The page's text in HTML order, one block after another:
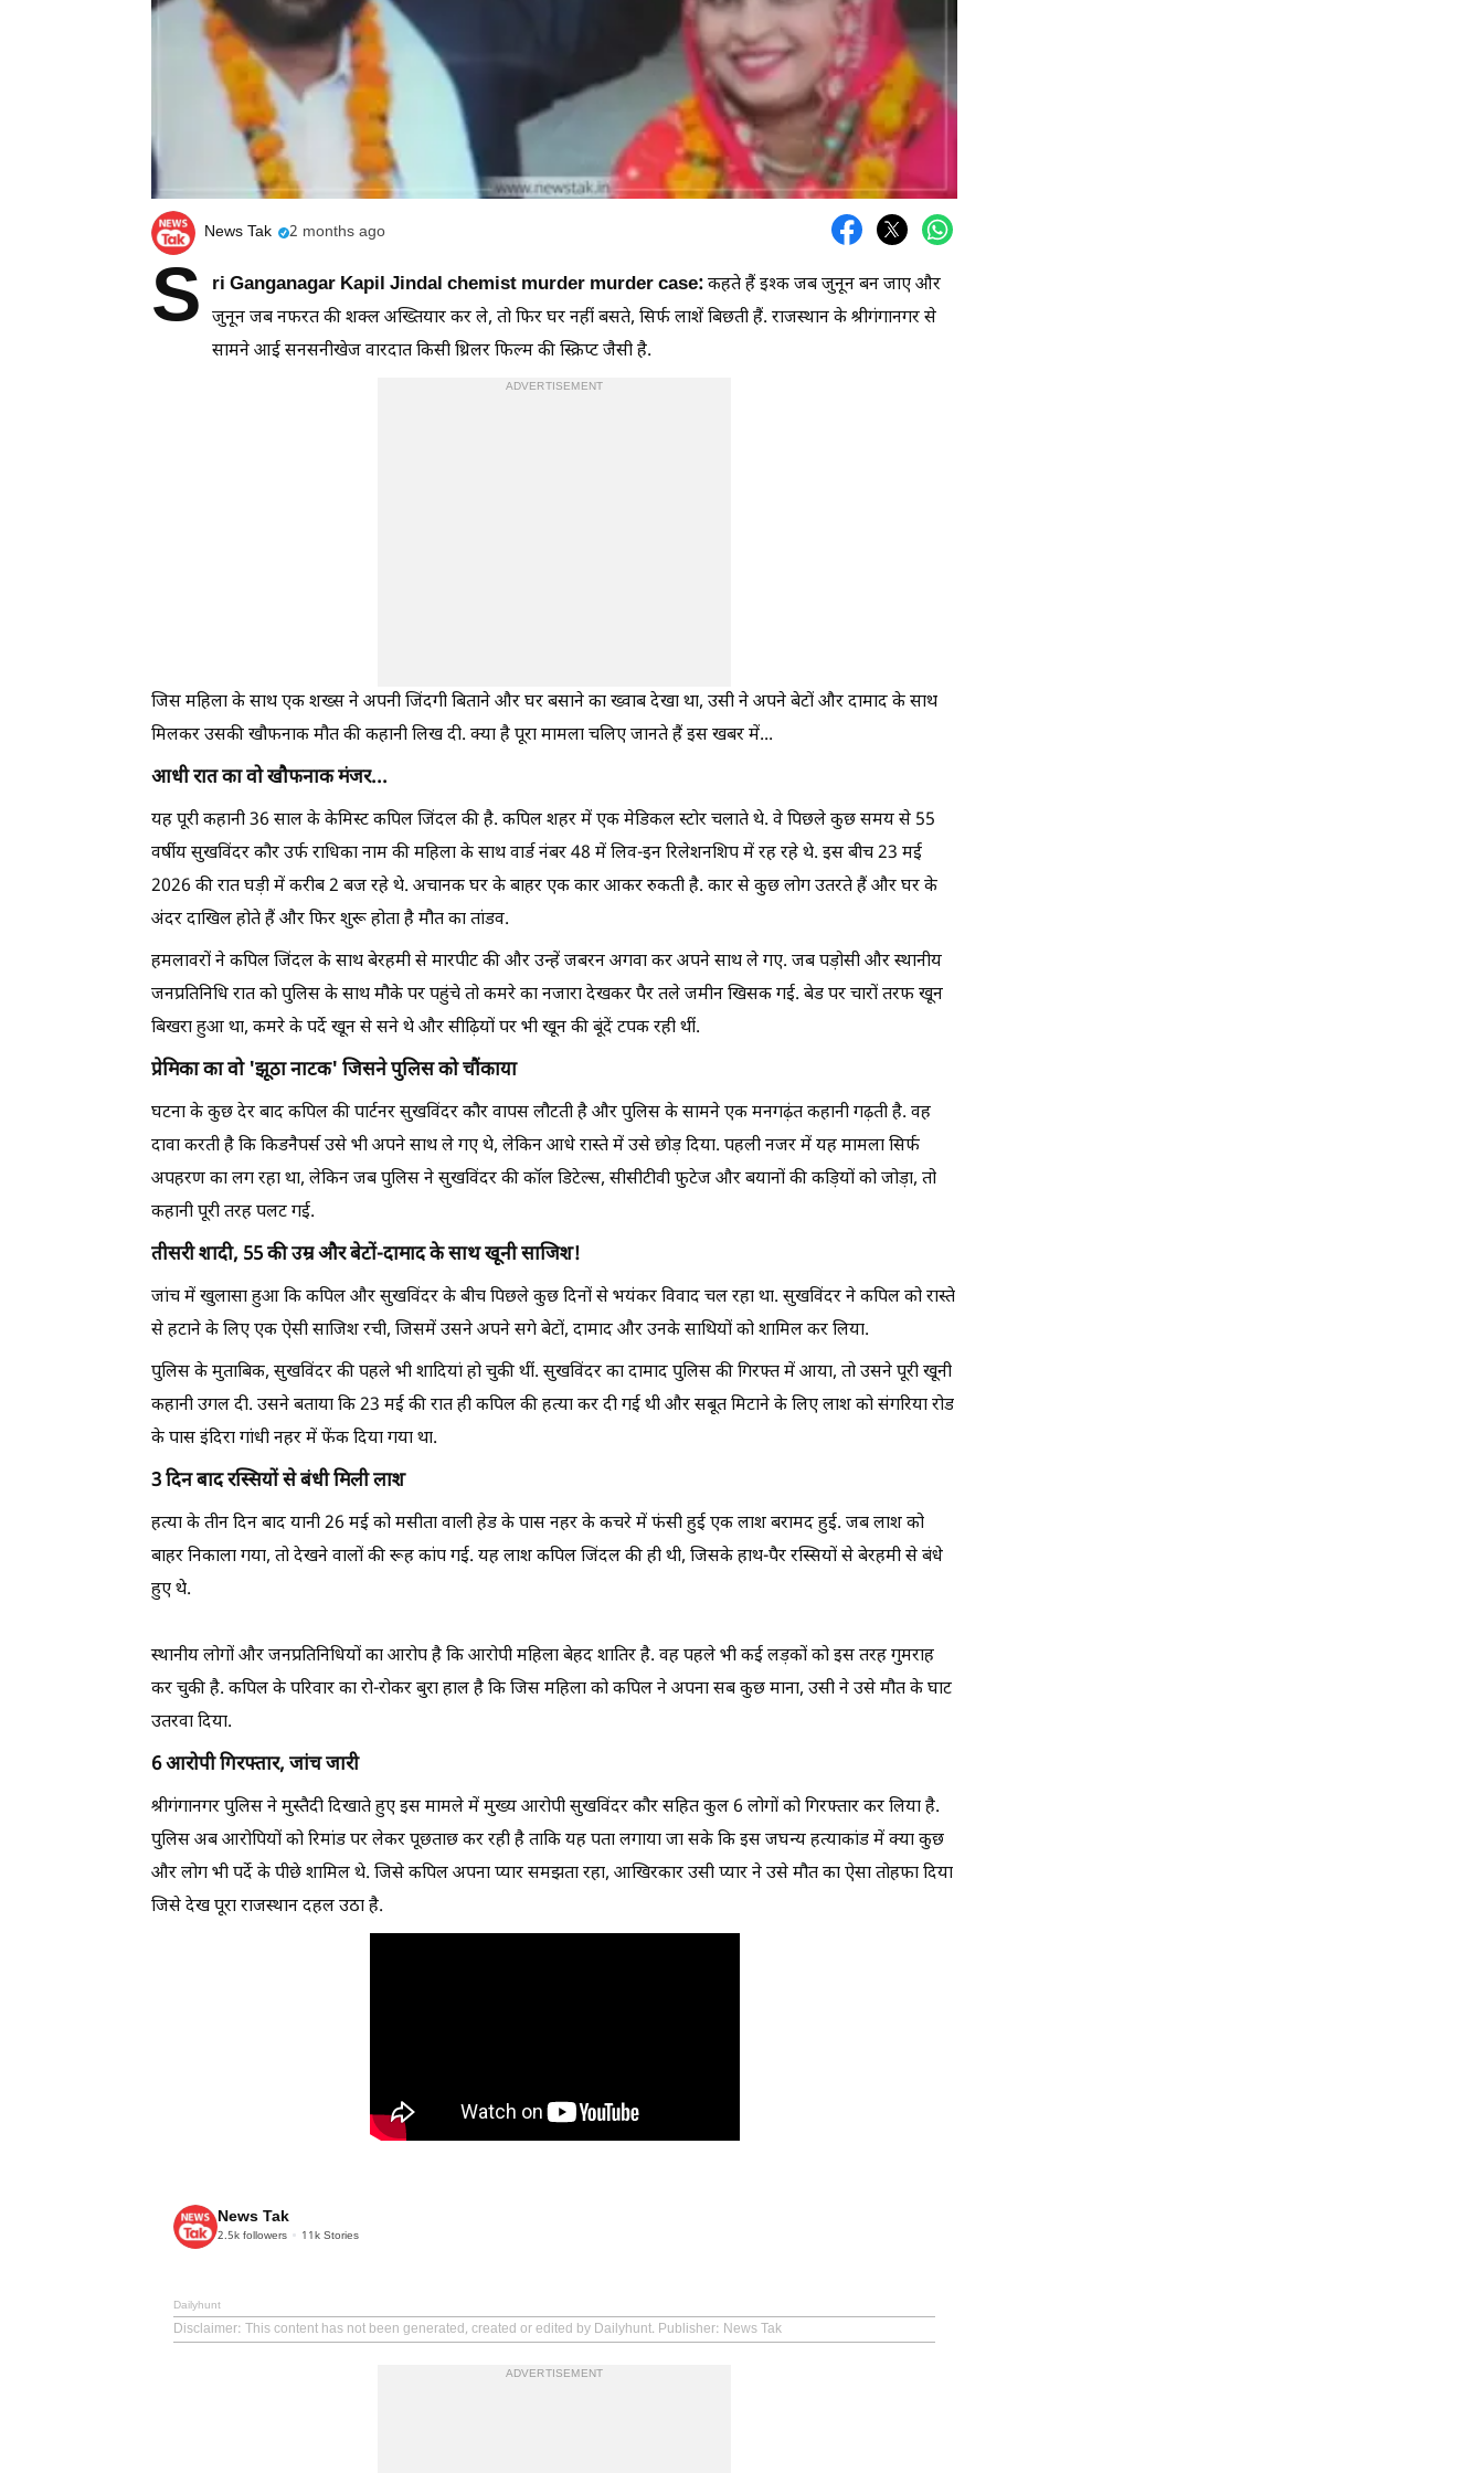
News Tak 2 months ago
S ri Ganganagar Kapil Jindal chemist murder murder case:कहते हैं इश्क जब जुनून बन जाए और
जुनून जब नफरत की शक्ल अख्तियार कर ले, तो फिर घर नहीं बसते, सिर्फ लाशें बिछती हैं. राजस्थान के श्रीगंगानगर से
सामने आई सनसनीखेज वारदात किसी थ्रिलर फिल्म की स्क्रिप्ट जैसी है.
ADVERTISEMENT
जिस महिला के साथ एक शख्स ने अपनी जिंदगी बिताने और घर बसाने का ख्वाब देखा था, उसी ने अपने बेटों और दामाद के साथ
मिलकर उसकी खौफनाक मौत की कहानी लिख दी. क्या है पूरा मामला चलिए जानते हैं इस खबर में...
आधी रात का वो खौफनाक मंजर...
यह पूरी कहानी 36 साल के केमिस्ट कपिल जिंदल की है. कपिल शहर में एक मेडिकल स्टोर चलाते थे. वे पिछले कुछ समय से 55
वर्षीय सुखविंदर कौर उर्फ राधिका नाम की महिला के साथ वार्ड नंबर 48 में लिव-इन रिलेशनशिप में रह रहे थे. इस बीच 23 मई
2026 की रात घड़ी में करीब 2 बज रहे थे. अचानक घर के बाहर एक कार आकर रुकती है. कार से कुछ लोग उतरते हैं और घर के
अंदर दाखिल होते हैं और फिर शुरू होता है मौत का तांडव.
हमलावरों ने कपिल जिंदल के साथ बेरहमी से मारपीट की और उन्हें जबरन अगवा कर अपने साथ ले गए. जब पड़ोसी और स्थानीय
जनप्रतिनिधि रात को पुलिस के साथ मौके पर पहुंचे तो कमरे का नजारा देखकर पैर तले जमीन खिसक गई. बेड पर चारों तरफ खून
बिखरा हुआ था, कमरे के पर्दे खून से सने थे और सीढ़ियों पर भी खून की बूंदें टपक रही थीं.
प्रेमिका का वो 'झूठा नाटक' जिसने पुलिस को चौंकाया
घटना के कुछ देर बाद कपिल की पार्टनर सुखविंदर कौर वापस लौटती है और पुलिस के सामने एक मनगढ़ंत कहानी गढ़ती है. वह
दावा करती है कि किडनैपर्स उसे भी अपने साथ ले गए थे, लेकिन आधे रास्ते में उसे छोड़ दिया. पहली नजर में यह मामला सिर्फ
अपहरण का लग रहा था, लेकिन जब पुलिस ने सुखविंदर की कॉल डिटेल्स, सीसीटीवी फुटेज और बयानों की कड़ियों को जोड़ा, तो
कहानी पूरी तरह पलट गई.
तीसरी शादी, 55 की उम्र और बेटों-दामाद के साथ खूनी साजिश!
जांच में खुलासा हुआ कि कपिल और सुखविंदर के बीच पिछले कुछ दिनों से भयंकर विवाद चल रहा था. सुखविंदर ने कपिल को रास्ते
से हटाने के लिए एक ऐसी साजिश रची, जिसमें उसने अपने सगे बेटों, दामाद और उनके साथियों को शामिल कर लिया.
पुलिस के मुताबिक, सुखविंदर की पहले भी शादियां हो चुकी थीं. सुखविंदर का दामाद पुलिस की गिरफ्त में आया, तो उसने पूरी खूनी
कहानी उगल दी. उसने बताया कि 23 मई की रात ही कपिल की हत्या कर दी गई थी और सबूत मिटाने के लिए लाश को संगरिया रोड
के पास इंदिरा गांधी नहर में फेंक दिया गया था.
3 दिन बाद रस्सियों से बंधी मिली लाश
हत्या के तीन दिन बाद यानी 26 मई को मसीता वाली हेड के पास नहर के कचरे में फंसी हुई एक लाश बरामद हुई. जब लाश को
बाहर निकाला गया, तो देखने वालों की रूह कांप गई. यह लाश कपिल जिंदल की ही थी, जिसके हाथ-पैर रस्सियों से बेरहमी से बंधे
हुए थे.
स्थानीय लोगों और जनप्रतिनिधियों का आरोप है कि आरोपी महिला बेहद शातिर है. वह पहले भी कई लड़कों को इस तरह गुमराह
कर चुकी है. कपिल के परिवार का रो-रोकर बुरा हाल है कि जिस महिला को कपिल ने अपना सब कुछ माना, उसी ने उसे मौत के घाट
उतरवा दिया.
6 आरोपी गिरफ्तार, जांच जारी
श्रीगंगानगर पुलिस ने मुस्तैदी दिखाते हुए इस मामले में मुख्य आरोपी सुखविंदर कौर सहित कुल 6 लोगों को गिरफ्तार कर लिया है.
पुलिस अब आरोपियों को रिमांड पर लेकर पूछताछ कर रही है ताकि यह पता लगाया जा सके कि इस जघन्य हत्याकांड में क्या कुछ
और लोग भी पर्दे के पीछे शामिल थे. जिसे कपिल अपना प्यार समझता रहा, आखिरकार उसी प्यार ने उसे मौत का ऐसा तोहफा दिया
जिसे देख पूरा राजस्थान दहल उठा है.
News Tak
2.5k followers 11k Stories
Dailyhunt
Disclaimer: This content has not been generated, created or edited by Dailyhunt. Publisher: News Tak
ADVERTISEMENT